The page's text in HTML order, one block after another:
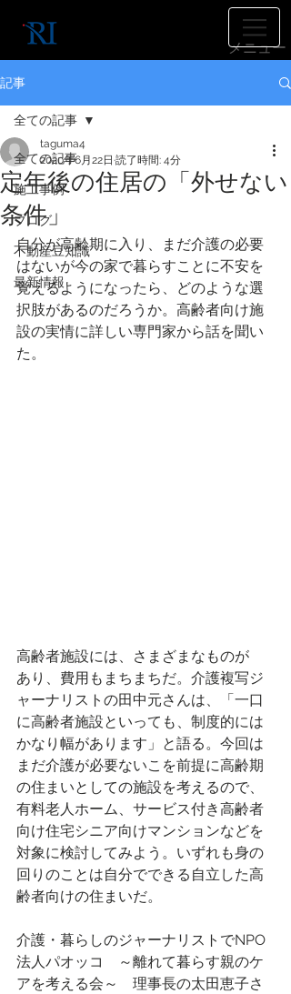
​メニュー
記事
全ての記事
施工事例
ブログ
不動産豆知識
最新情報
全ての記事
定年後の住居の「外せない
条件」
taguma4
2020年6月22日 読了時間: 4分
自分が高齢期に入り、まだ介護の必要
はないが今の家で暮らすことに不安を
覚えるようになったら、どのような選
択肢があるのだろうか。高齢者向け施
設の実情に詳しい専門家から話を聞い
た。
高齢者施設には、さまざまなものが
あり、費用もまちまちだ。介護複写ジ
ャーナリストの田中元さんは、「一口
に高齢者施設といっても、制度的には
かなり幅があります」と語る。今回は
まだ介護が必要ないこを前提に高齢期
の住まいとしての施設を考えるので、
有料老人ホーム、サービス付き高齢者
向け住宅シニア向けマンションなどを
対象に検討してみよう。いずれも身の
回りのことは自分でできる自立した高
齢者向けの住まいだ。
介護・暮らしのジャーナリストでNPO
法人パオッコ　～離れて暮らす親のケ
アを考える会～　理事長の太田恵子さ